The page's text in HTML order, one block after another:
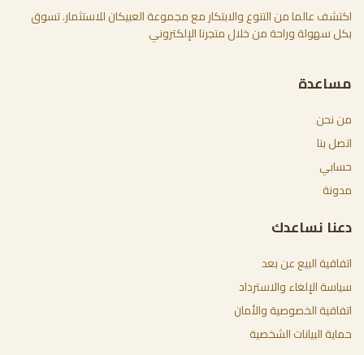
اكتشف عالما من التنوع والابتكار مع مجموعة العبيكان للاستثمار. تسوق
بكل سهولة وراحة من خلال متجرنا الإلكتروني
مساعدة
من نحن
اتصل بنا
حسابي
مدونة
دعنا نساعدك
اتفاقية البيع عن بعد
سياسة الإلغاء والاسترداد
اتفاقية الخصوصية والأمان
حماية البيانات الشخصية